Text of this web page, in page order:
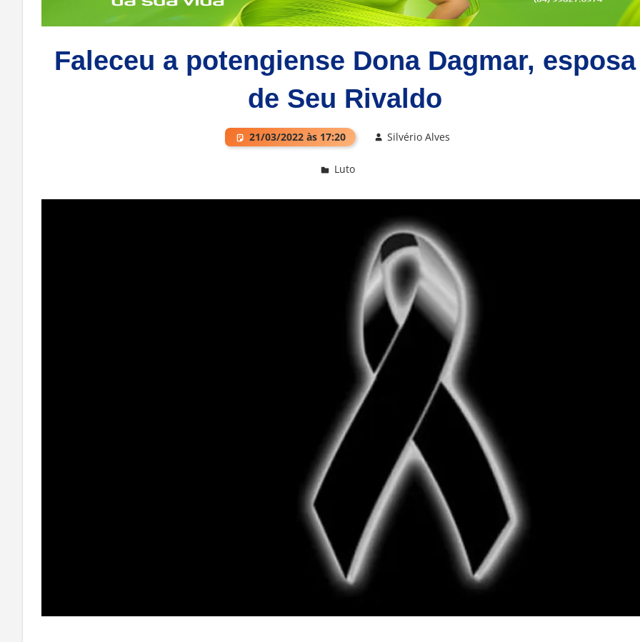
Faleceu a potengiense Dona Dagmar, esposa
de Seu Rivaldo
21/03/2022 às 17:20 Silvério Alves
Luto